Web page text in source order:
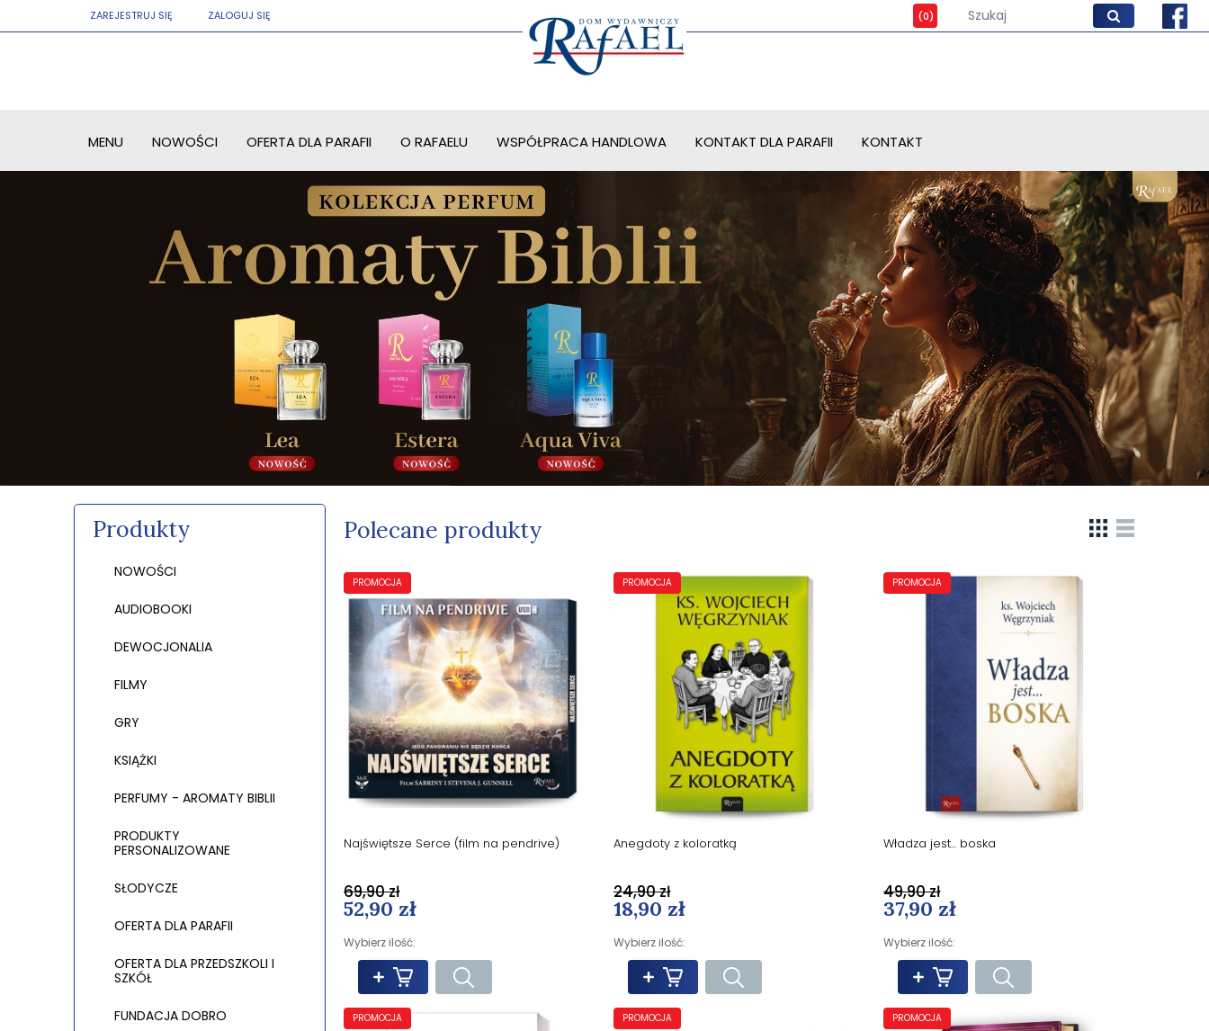
ZAREJESTRUJ SIĘ ZALOGUJ SIĘ
MENU NOWOŚCI OFERTA DLA PARAFII O RAFAELU WSPÓŁPRACA HANDLOWA KONTAKT DLA PARAFII KONTAKT
Produkty
NOWOŚCI
AUDIOBOOKI
DEWOCJONALIA
FILMY
GRY
KSIĄŻKI
PERFUMY - AROMATY BIBLII
PRODUKTY
PERSONALIZOWANE
SŁODYCZE
OFERTA DLA PARAFII
OFERTA DLA PRZEDSZKOLI I
SZKÓŁ
FUNDACJA DOBRO
Polecane produkty
Najświętsze Serce (film na pendrive)
52,90 zł
Wybierz ilość:
69,90 zł
PROMOCJA
Anegdoty z koloratką
18,90 zł
Wybierz ilość:
24,90 zł
PROMOCJA
Władza jest... boska
37,90 zł
Wybierz ilość:
49,90 zł
PROMOCJA
PROMOCJA PROMOCJA PROMOCJA